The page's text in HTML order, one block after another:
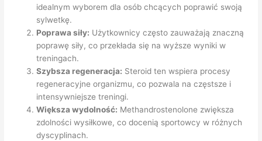
idealnym wyborem dla osób chcących poprawić swoją
sylwetkę.
Poprawa siły: Użytkownicy często zauważają znaczną
poprawę siły, co przekłada się na wyższe wyniki w
treningach.
Szybsza regeneracja: Steroid ten wspiera procesy
regeneracyjne organizmu, co pozwala na częstsze i
intensywniejsze treningi.
Większa wydolność: Methandrostenolone zwiększa
zdolności wysiłkowe, co docenią sportowcy w różnych
dyscyplinach.